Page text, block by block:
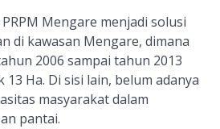
Mengare menjadi solusi
di kawasan Mengare, dimana
2006 sampai tahun 2013
Ha. Di sisi lain, belum adanya
masyarakat dalam
pantai.